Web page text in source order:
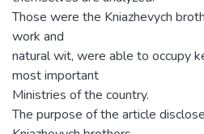
Those were the Kniazhevych
work and
natural wit, were able to occupy
most important
Ministries of the country.
The purpose of the article